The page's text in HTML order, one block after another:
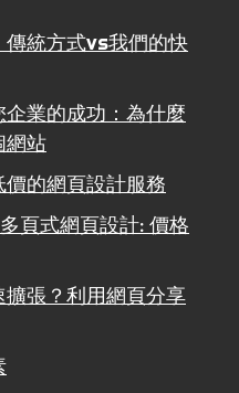
統方式vs我們的快
業的成功：為什麼
網站
的網頁設計服務
頁式網頁設計: 價格
張？利用網頁分享